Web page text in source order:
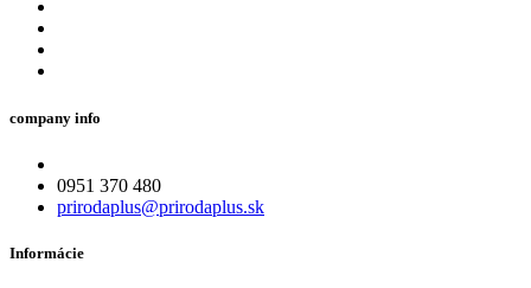
company info
0951 370 480
prirodaplus@prirodaplus.sk
Informácie